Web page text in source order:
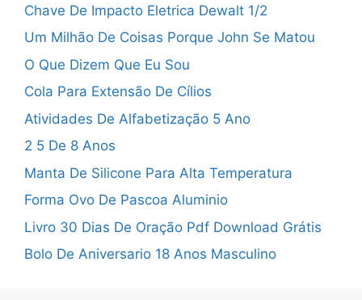
Chave De Impacto Eletrica Dewalt 1/2
Um Milhão De Coisas Porque John Se Matou
O Que Dizem Que Eu Sou
Cola Para Extensão De Cílios
Atividades De Alfabetização 5 Ano
2 5 De 8 Anos
Manta De Silicone Para Alta Temperatura
Forma Ovo De Pascoa Aluminio
Livro 30 Dias De Oração Pdf Download Grátis
Bolo De Aniversario 18 Anos Masculino